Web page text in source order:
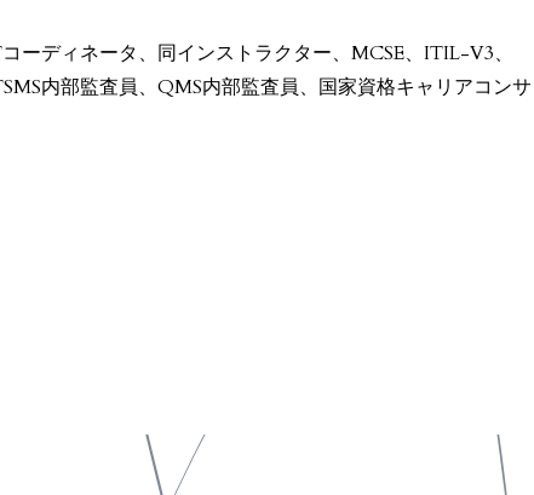
ーディネータ、同インストラクター、MCSE、ITIL-V3、
内部監査員、QMS内部監査員、国家資格キャリアコンサ